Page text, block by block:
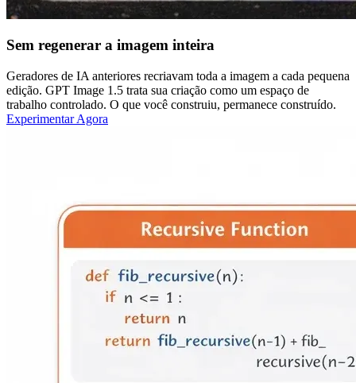
Sem regenerar a imagem inteira
Geradores de IA anteriores recriavam toda a imagem a cada pequena
edição. GPT Image 1.5 trata sua criação como um espaço de
trabalho controlado. O que você construiu, permanece construído.
Experimentar Agora